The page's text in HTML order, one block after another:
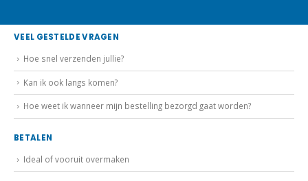
VEEL GESTELDE VRAGEN
Kan ik ook langs komen?
Hoe weet ik wanneer mijn bestelling bezorgd gaat worden?